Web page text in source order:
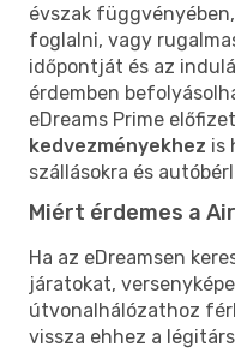
évszak
foglalni, vagy
időpontját és az
érdemben
eDreams Prime
kedvezményekhez is
szállásokra és
Miért érdemes a
Ha az eDreamsen
járatokat,
útvonalhálózathoz
vissza ehhez a